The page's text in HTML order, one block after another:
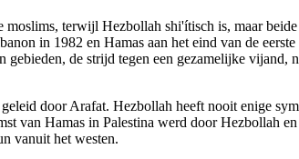
terwijl Hezbollah shi'ítisch is, maar
in 1982 en Hamas aan het eind van de
de strijd tegen een gezamelijke vijand,
door Arafat. Hezbollah heeft nooit enige
van Hamas in Palestina werd door Hezbollah
vanuit het westen.